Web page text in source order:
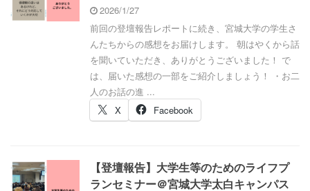
2026/1/27
前回の登壇報告レポートに続き、宮城大学の学生さ
んたちからの感想をお届けします。 朝はやくから話
を聞いていただき、ありがとうございました！ で
は、届いた感想の一部をご紹介しましょう！ ・お二
人のお話の進 ...
X
Facebook
【登壇報告】大学生等のためのライフプ
ランセミナー＠宮城大学太白キャンパス